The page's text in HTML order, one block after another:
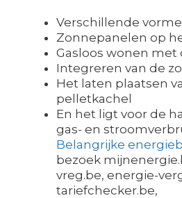
Verschillende
Zonnepanelen op
Gasloos wonen
Integreren van de
Het laten plaatsen
pelletkachel
En het ligt voor de
gas- en
Belangrijke
bezoek
vreg.be, energie-
tariefchecker.be,